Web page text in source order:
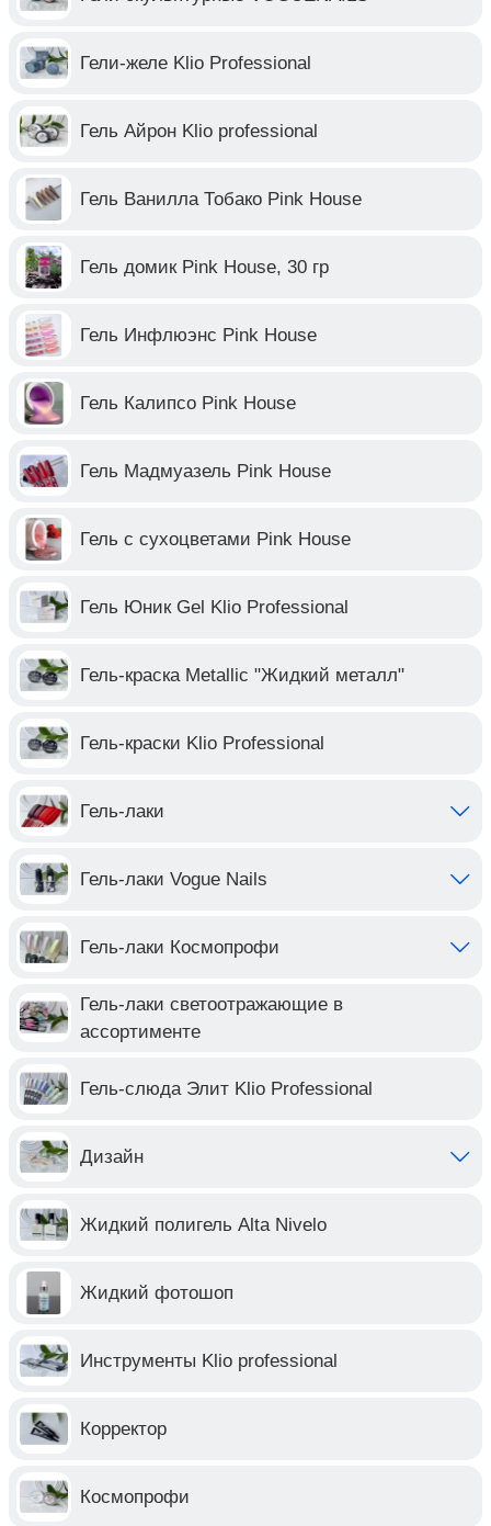
Гели-желе Klio Professional
Гель Айрон Klio professional
Гель Ванилла Тобако Pink House
Гель домик Pink House, 30 гр
Гель Инфлюэнс Pink House
Гель Калипсо Pink House
Гель Мадмуазель Pink House
Гель с сухоцветами Pink House
Гель Юник Gel Klio Professional
Гель-краска Metallic "Жидкий металл"
Гель-краски Klio Professional
Гель-лаки
Гель-лаки Vogue Nails
Гель-лаки Космопрофи
Гель-лаки светоотражающие в
ассортименте
Гель-слюда Элит Klio Professional
Дизайн
Жидкий полигель Alta Nivelo
Жидкий фотошоп
Инструменты Klio professional
Корректор
Космопрофи